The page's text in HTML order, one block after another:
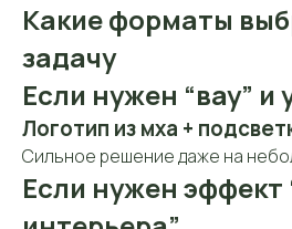
Какие форматы
задачу
Если нужен “вау” и
Логотип из мха +
Сильное решение даже на
Если нужен